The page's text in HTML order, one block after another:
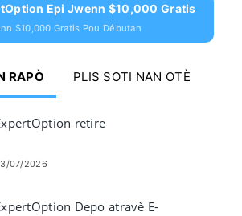
Epi Jwenn $10,000 Gratis
$10,000 Gratis Pou Débutan
RAPÒ PLIS SOTI NAN OTÈ
retire
07/2026
Depo atravè E-